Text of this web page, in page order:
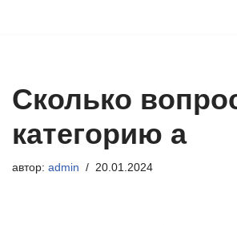
Сколько
категорию а
автор: admin 20.01.2024